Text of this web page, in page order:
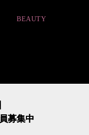
BEAUTY
募集中